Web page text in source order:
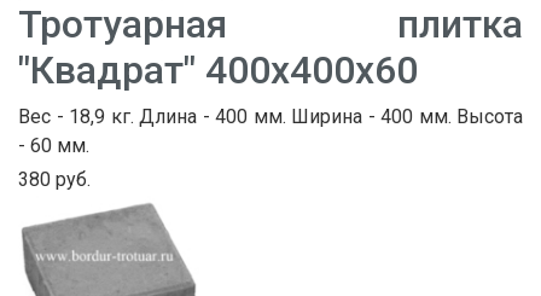
Тротуарная плитка
"Квадрат" 400х400х60
Вес - 18,9 кг. Длина - 400 мм. Ширина - 400 мм. Высота
- 60 мм.
380 руб.